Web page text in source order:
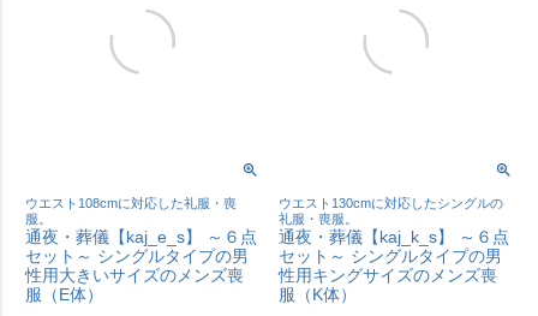
ウエスト108cmに対応した礼服・喪
服。
通夜・葬儀【kaj_e_s】 ～６点
セット～ シングルタイプの男
性用大きいサイズのメンズ喪
服（E体）
ウエスト130cmに対応したシングルの
礼服・喪服。
通夜・葬儀【kaj_k_s】 ～６点
セット～ シングルタイプの男
性用キングサイズのメンズ喪
服（K体）